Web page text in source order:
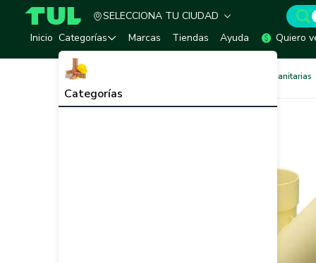
TUL - Tu Marketplace de Construcción
SELECCIONA TU CIUDAD
Inicio Categorías
Categorías
Marcas Tiendas Ayuda Quiero
Redes Sanitarias